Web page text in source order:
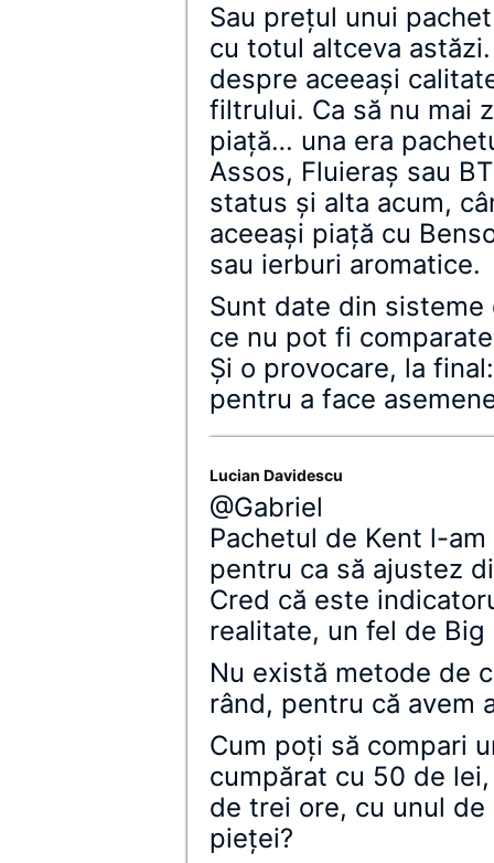
Sau preţul unui
cu totul altceva
despre aceeaşi
filtrului. Ca să nu mai
piaţă… una era
Assos, Fluieraş sau
status şi alta acum,
aceeaşi piaţă cu
sau ierburi aromatice.
Sunt date din
ce nu pot fi
Şi o provocare, la
pentru a face
Lucian Davidescu
@Gabriel
Pachetul de Kent l-
pentru ca să ajustez
Cred că este
realitate, un fel de Big
Nu există metode de
rând, pentru că avem
Cum poţi să compari
cumpărat cu 50 de
de trei ore, cu unul
pieţei?